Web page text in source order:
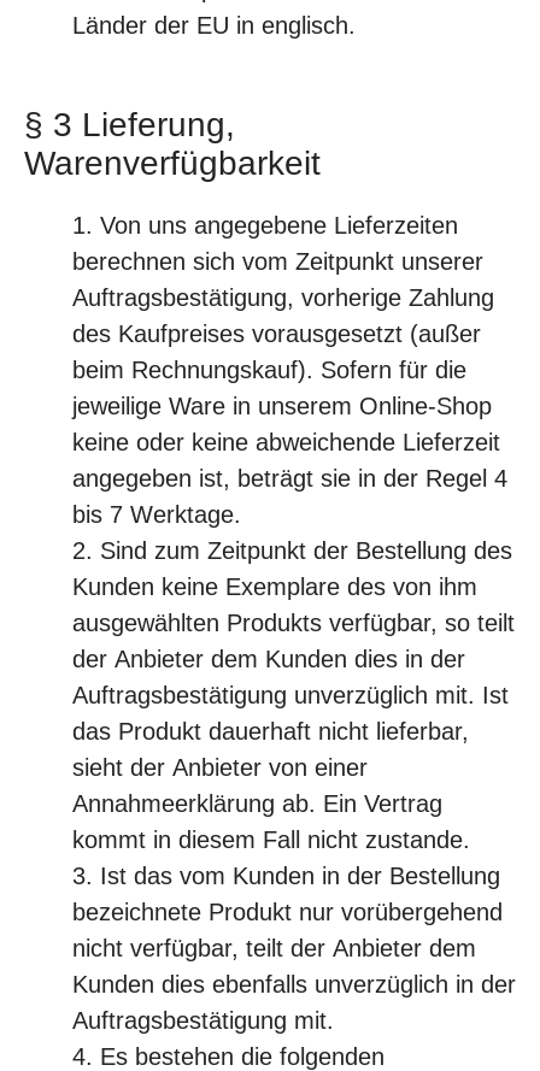
Länder der EU in englisch.
§ 3 Lieferung,
Warenverfügbarkeit
Von uns angegebene Lieferzeiten
berechnen sich vom Zeitpunkt unserer
Auftragsbestätigung, vorherige Zahlung
des Kaufpreises vorausgesetzt (außer
beim Rechnungskauf). Sofern für die
jeweilige Ware in unserem Online-Shop
keine oder keine abweichende Lieferzeit
angegeben ist, beträgt sie in der Regel 4
bis 7 Werktage.
Sind zum Zeitpunkt der Bestellung des
Kunden keine Exemplare des von ihm
ausgewählten Produkts verfügbar, so teilt
der Anbieter dem Kunden dies in der
Auftragsbestätigung unverzüglich mit. Ist
das Produkt dauerhaft nicht lieferbar,
sieht der Anbieter von einer
Annahmeerklärung ab. Ein Vertrag
kommt in diesem Fall nicht zustande.
Ist das vom Kunden in der Bestellung
bezeichnete Produkt nur vorübergehend
nicht verfügbar, teilt der Anbieter dem
Kunden dies ebenfalls unverzüglich in der
Auftragsbestätigung mit.
Es bestehen die folgenden